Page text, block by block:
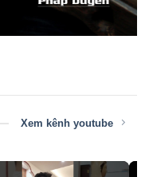
Xem kênh youtube